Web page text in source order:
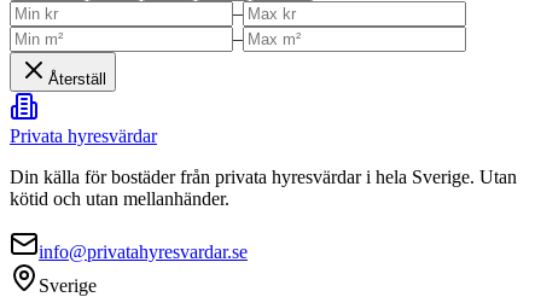
–
–
Återställ
Privata hyresvärdar
Din källa för bostäder från privata hyresvärdar i hela Sverige. Utan
kötid och utan mellanhänder.
info@privatahyresvardar.se
Sverige